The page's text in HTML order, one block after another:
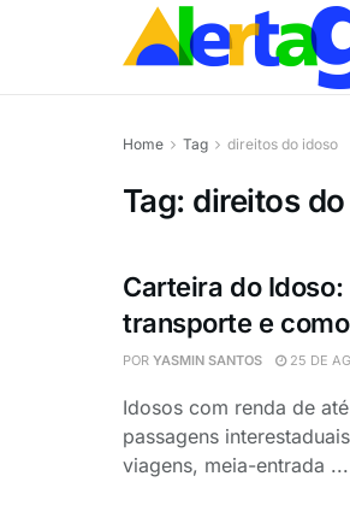
Home Tag direitos do idoso
Tag: direitos
Carteira do
transporte e
POR YASMIN SANTOS 25 DE
Idosos com renda de
passagens
viagens, meia-entrada ...